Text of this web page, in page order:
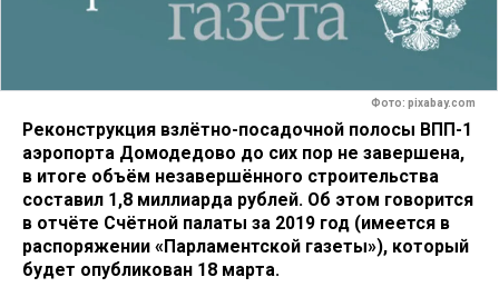
Фото: pixabay.com
Реконструкция взлётно-посадочной полосы ВПП-1
аэропорта Домодедово до сих пор не завершена,
в итоге объём незавершённого строительства
составил 1,8 миллиарда рублей. Об этом говорится
в отчёте Счётной палаты за 2019 год (имеется в
распоряжении «Парламентской газеты»), который
будет опубликован 18 марта.